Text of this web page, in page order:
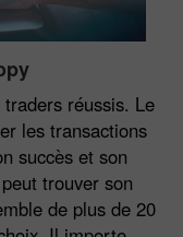
réussis. Le
les transactions
succès et son
trouver son
de plus de 20